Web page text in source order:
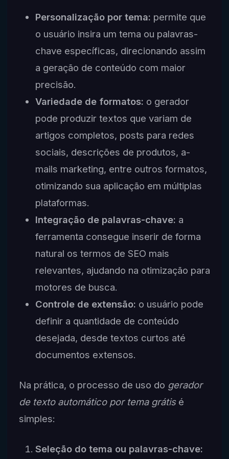
Personalização por tema: permite que
o usuário insira um tema ou palavras-
chave específicas, direcionando assim
a geração de conteúdo com maior
precisão.
Variedade de formatos: o gerador
pode produzir textos que variam de
artigos completos, posts para redes
sociais, descrições de produtos, a-
mails marketing, entre outros formatos,
otimizando sua aplicação em múltiplas
plataformas.
Integração de palavras-chave: a
ferramenta consegue inserir de forma
natural os termos de SEO mais
relevantes, ajudando na otimização para
motores de busca.
Controle de extensão: o usuário pode
definir a quantidade de conteúdo
desejada, desde textos curtos até
documentos extensos.
Na prática, o processo de uso do gerador
de texto automático por tema grátisé
simples:
Seleção do tema ou palavras-chave: